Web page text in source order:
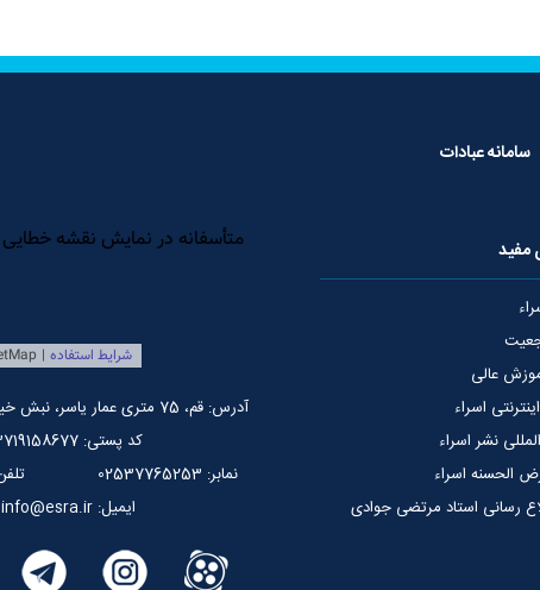
سامانه عبادات
مفید
عالی
اسراء
نشر اسراء
الحسنه اسراء
رسانی استاد مرتضی جوادی
آدرس: قم، 75 متری عمار یاسر، نبش خیابان شهید قدوسی
کد پستی: 3719158677
نمابر: 02537765253
ایمیل: info@esra.ir